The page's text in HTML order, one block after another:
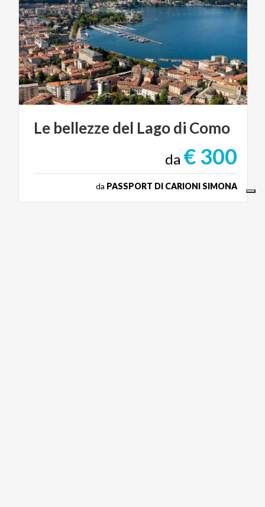
Le bellezzedel Lagodi Como
da € 300
da PASSPORT DI CARIONI SIMONA